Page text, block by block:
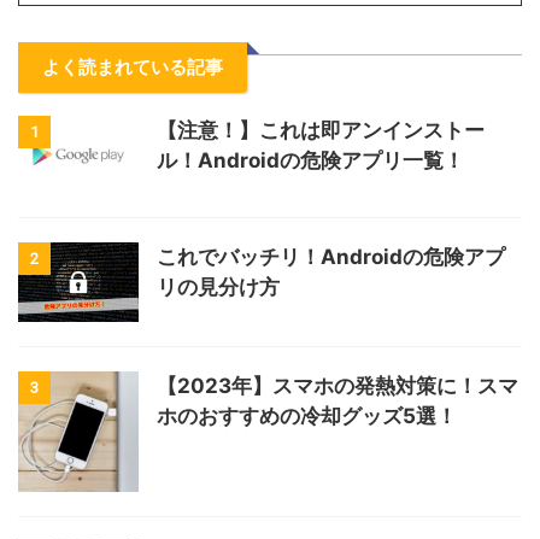
よく読まれている記事
1
【注意！】これは即アンインストー
ル！Androidの危険アプリ一覧！
2
これでバッチリ！Androidの危険アプ
リの見分け方
3
【2023年】スマホの発熱対策に！スマ
ホのおすすめの冷却グッズ5選！